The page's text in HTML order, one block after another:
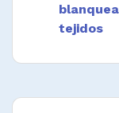
tejidos